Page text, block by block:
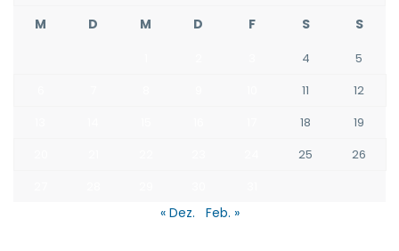
M D M D F S S
4
5
11
12
18
19
25
26
« Dez. Feb. »